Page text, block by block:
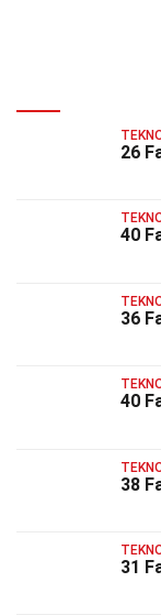
26
40
36
40
38
31